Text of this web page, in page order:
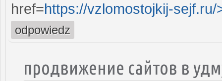
href=https://vzlomostojkij-sejf.ru/
odpowiedz
продвижение сайтов в